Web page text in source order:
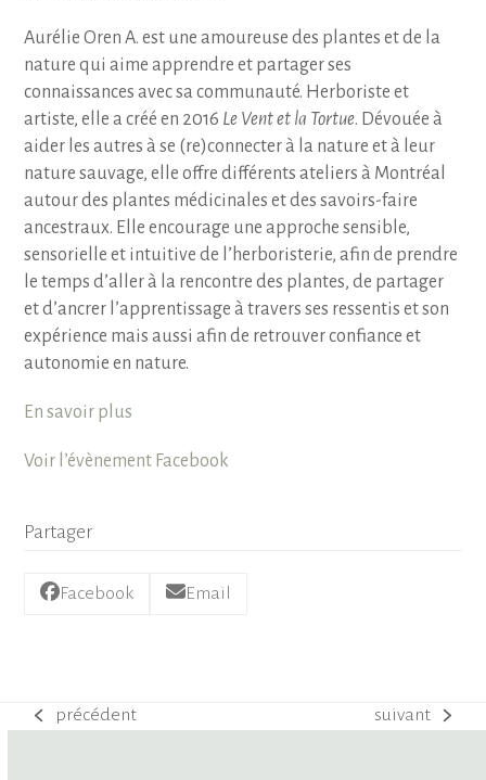
Aurélie Oren A. est une amoureuse des plantes et de la
nature qui aime apprendre et partager ses
connaissances avec sa communauté. Herboriste et
artiste, elle a créé en 2016 Le Vent et la Tortue. Dévouée à
aider les autres à se (re)connecter à la nature et à leur
nature sauvage, elle offre différents ateliers à Montréal
autour des plantes médicinales et des savoirs-faire
ancestraux. Elle encourage une approche sensible,
sensorielle et intuitive de l’herboristerie, afin de prendre
le temps d’aller à la rencontre des plantes, de partager
et d’ancrer l’apprentissage à travers ses ressentis et son
expérience mais aussi afin de retrouver confiance et
autonomie en nature.
En savoir plus
Voir l’évènement Facebook
Partager
Facebook Email
previous
précédent
next
suivant